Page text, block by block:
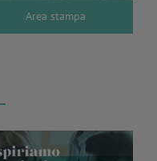
Area stampa